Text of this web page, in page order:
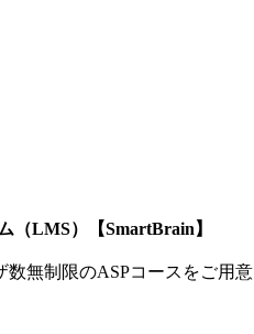
（LMS）【SmartBrain】
無制限のASPコースをご用意